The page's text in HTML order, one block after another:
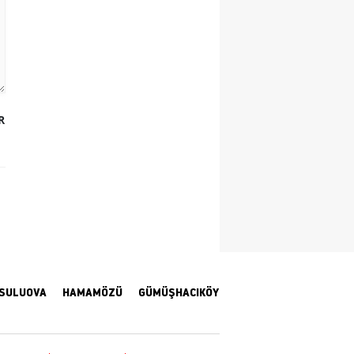
Şanlıurfa
Van
HAMAMÖZÜ GÜMÜŞHACIKÖY